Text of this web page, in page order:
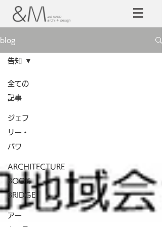
blog
全ての
記事
ジェフ
リー・
バワ
ARCHITECTURE
BOOK
BRIDGE
アー
告知